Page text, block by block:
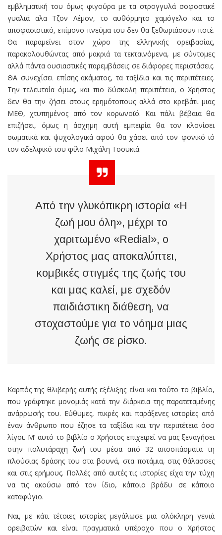
εμβληματική του όμως φιγούρα με τα στρογγυλά σοφοστικέ
γυαλιά αλα Τζον Λέμον, το αυθόρμητο χαμόγελο και το
αποφασιστικό, επίμονο πνεύμα του δεν θα ξεθωριάσουν ποτέ.
Θα παραμείνει στον χώρο της ελληνικής ορειβασίας,
παρακολουθώντας από μακριά τα τεκταινόμενα, με σύντομες
αλλά πάντα ουσιαστικές παρεμβάσεις σε διάφορες περιστάσεις.
ΘΑ συνεχίσει επίσης ακάματος, τα ταξίδια και τις περιπέτειες.
Την τελευταία όμως, και πιο δύσκολη περιπέτεια, ο Χρήστος
δεν θα την ζήσει στους ερημότοπους αλλά στο κρεβάτι μιας
ΜΕΘ, χτυπημένος από τον κορωνοϊό. Και πάλι βέβαια θα
επιζήσει, όμως η άσχημη αυτή εμπειρία θα τον κλονίσει
σωματικά και ψυχολογικά αφού θα χάσει από τον φονικό ιό
τον αδελφικό του φίλο Μιχάλη Τσουκιά.
Από την γλυκόπικρη ιστορία «Η
ζωή μου όλη», μέχρι το
χαριτωμένο «Redial», ο
Χρήστος μας αποκαλύπτει,
κομβικές στιγμές της ζωής του
και μας καλεί, με σχεδόν
παιδιάστικη διάθεση, να
στοχαστούμε για το νόημα μιας
ζωής σε ρίσκο.
Καρπός της θλιβερής αυτής εξέλιξης είναι και τούτο το βιβλίο,
που γράφτηκε μονομιάς κατά την διάρκεια της παρατεταμένης
ανάρρωσής του. Εύθυμες, πικρές και παράξενες ιστορίες από
έναν άνθρωπο που έζησε τα ταξίδια και την περιπέτεια όσο
λίγοι. Μ’ αυτό το βιβλίο ο Χρήστος επιχειρεί να μας ξεναγήσει
στην πολυτάραχη ζωή του μέσα από 32 αποσπάσματα τη
πλούσιας δράσης του στα βουνά, στα ποτάμια, στις θάλασσες
και στις ερήμους. Πολλές από αυτές τις ιστορίες είχα την τύχη
να τις ακούσω από τον ίδιο, κάποιο βράδυ σε κάποιο
καταφύγιο.
Ναι, με κάτι τέτοιες ιστορίες μεγάλωσε μια ολόκληρη γενιά
ορειβατών και είναι πραγματικά υπέροχο που ο Χρήστος